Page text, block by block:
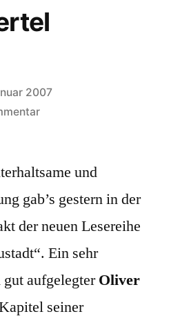
2007
zu
und
gab’s gestern in der
der neuen Lesereihe
Ein sehr
aufgelegterOliver
seiner